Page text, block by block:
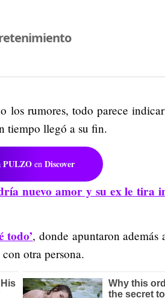
los rumores, todo parece
tiempo llegó a su fin.
PULZO en Discover
nuevo amor y su ex le tira
todo’, donde apuntaron además
otra persona.